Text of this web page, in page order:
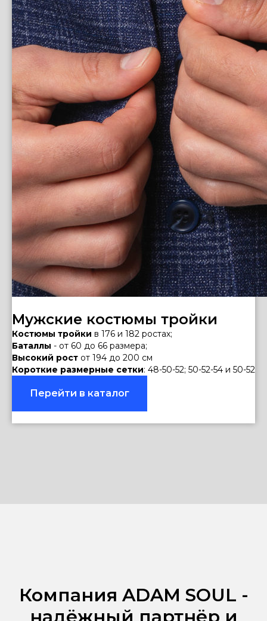
Мужские костюмы тройки
Костюмы тройки в 176 и 182 ростах;
Баталлы - от 60 до 66 размера;
Высокий рост от 194 до 200 см
Короткие размерные сетки: 48-50-52; 50-52-54 и 50-52
Перейти в каталог
Компания ADAM SOUL -
надёжный партнёр и